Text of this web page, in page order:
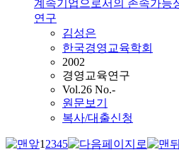
계속기업으로서의 존속가능
연구
김성은
한국경영교육학회
2002
경영교육연구
Vol.26 No.-
원문보기
복사/대출신청
12345